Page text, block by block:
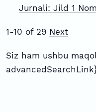
Jurnali: Jild 1
1-10 of 29 Next
Siz ham ushbu